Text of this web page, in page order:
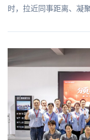
时，拉近同事距离、凝聚